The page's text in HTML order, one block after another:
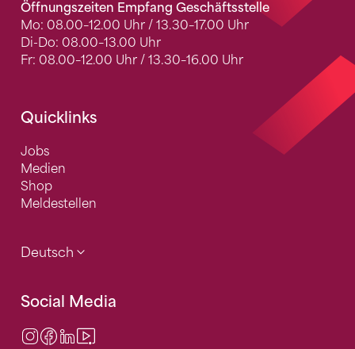
Öffnungszeiten Empfang Geschäftsstelle
Mo: 08.00–12.00 Uhr / 13.30–17.00 Uhr
Di-Do: 08.00–13.00 Uhr
Fr: 08.00–12.00 Uhr / 13.30–16.00 Uhr
Quicklinks
Jobs
Medien
Shop
Meldestellen
Deutsch
Social Media
Instagram
Facebook
LinkedIn